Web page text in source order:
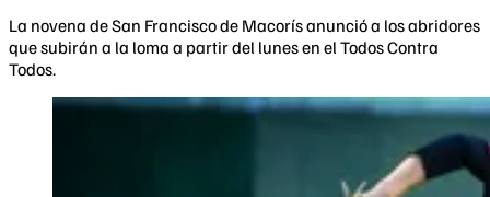
La novena de San Francisco de Macorís anunció a los abridores
que subirán a la loma a partir del lunes en el Todos Contra
Todos.